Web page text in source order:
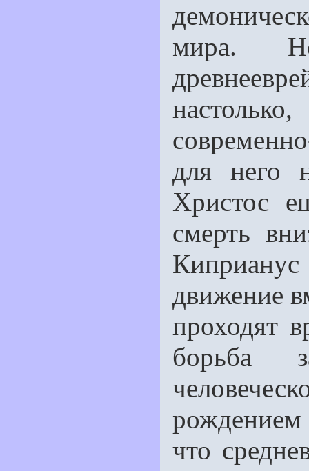
мира.
для него
Христос
смерть
движение
проходят
борьба
что